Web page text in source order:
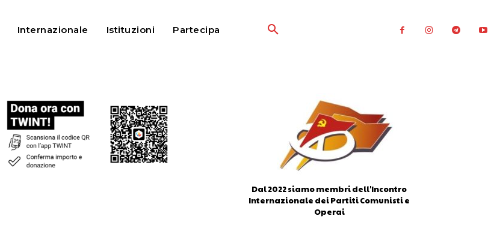
Internazionale Istituzioni Partecipa
Dal 2022 siamo membri dell'Incontro
Internazionale dei Partiti Comunisti e
Operai